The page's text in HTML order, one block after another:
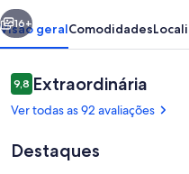
to
6
people
with
garden,
Próximo
16+
Visão geralComodidades
Avaliações
9,89,8 de 10
Extraordinária
Ver todas as 92 avaliações
Destaques